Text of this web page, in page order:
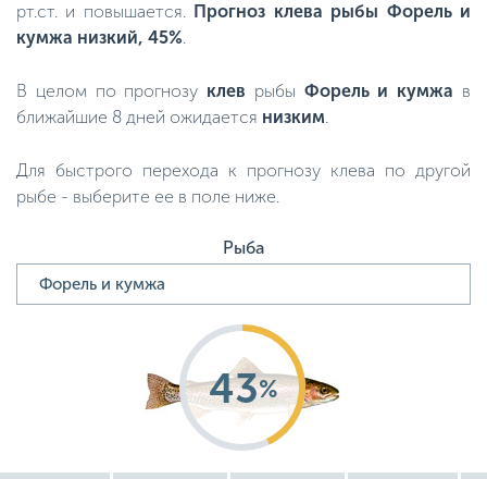
рт.ст. и повышается. Прогноз клева рыбы Форель и
кумжа низкий, 45%.
В целом по прогнозу клев рыбы Форель и кумжа в
ближайшие 8 дней ожидается низким.
Для быстрого перехода к прогнозу клева по другой
рыбе - выберите ее в поле ниже.
Рыба
43%